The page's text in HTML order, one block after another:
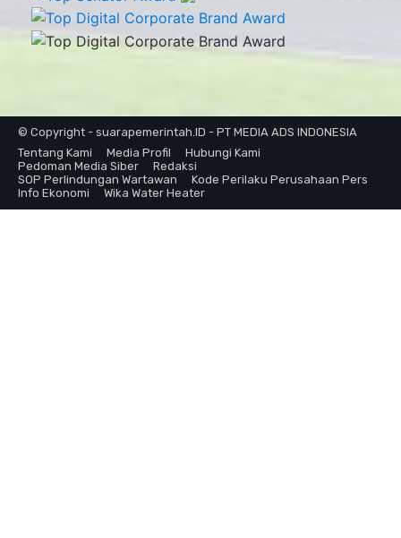
© Copyright - suarapemerintah.ID - PT MEDIA ADS INDONESIA
Tentang Kami
Media Profil
Hubungi Kami
Pedoman Media Siber
Redaksi
SOP Perlindungan Wartawan
Kode Perilaku Perusahaan Pers
Info Ekonomi
Wika Water Heater